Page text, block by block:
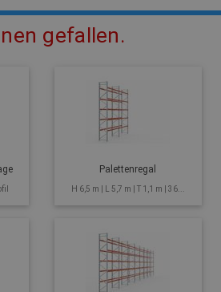
gefallen.
Palettenregal
H 6,5 m | L 5,7 m | T 1,1 m | 36...